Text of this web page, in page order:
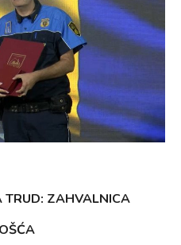
TRUD: ZAHVALNICA